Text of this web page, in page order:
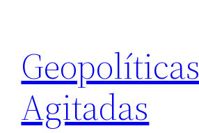
contenido
Geopolíticas
Agitadas